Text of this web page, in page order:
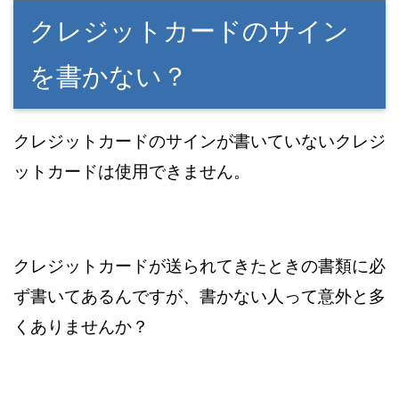
クレジットカードのサイン
を書かない？
クレジットカードのサインが書いていないクレジ
ットカードは使用できません。
クレジットカードが送られてきたときの書類に必
ず書いてあるんですが、書かない人って意外と多
くありませんか？